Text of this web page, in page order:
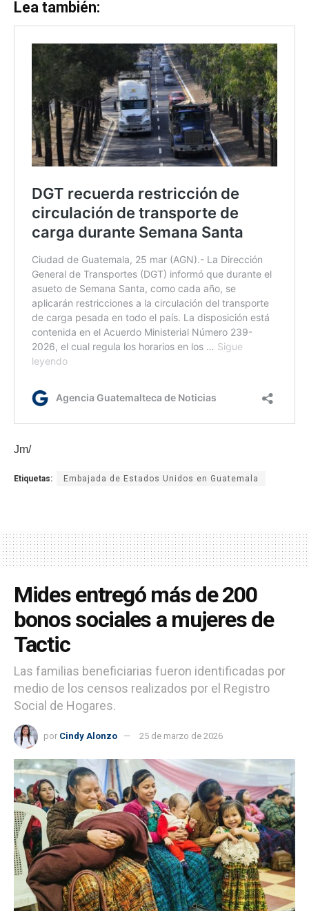
Lea también:
Jm/
Etiquetas: Embajada de Estados Unidos en Guatemala
Mides entregó más de 200
bonos sociales a mujeres de
Tactic
Las familias beneficiarias fueron identificadas por
medio de los censos realizados por el Registro
Social de Hogares.
por Cindy Alonzo 25 de marzo de 2026